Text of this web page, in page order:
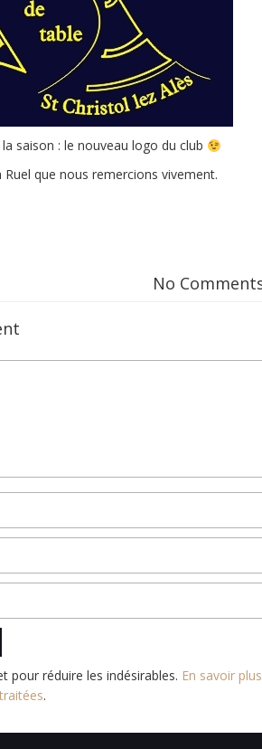
saison : le nouveau logo du club
que nous remercions vivement.
No
pour réduire les indésirables. En savoir
.